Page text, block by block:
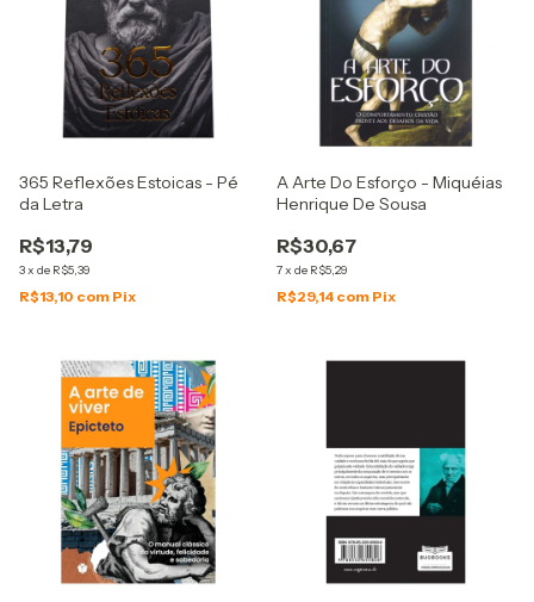
365 Reflexões Estoicas - Pé
da Letra
R$13,79
3x de R$5,39
R$13,10 com Pix
A Arte Do Esforço - Miquéias
Henrique De Sousa
R$30,67
7x de R$5,29
R$29,14 com Pix